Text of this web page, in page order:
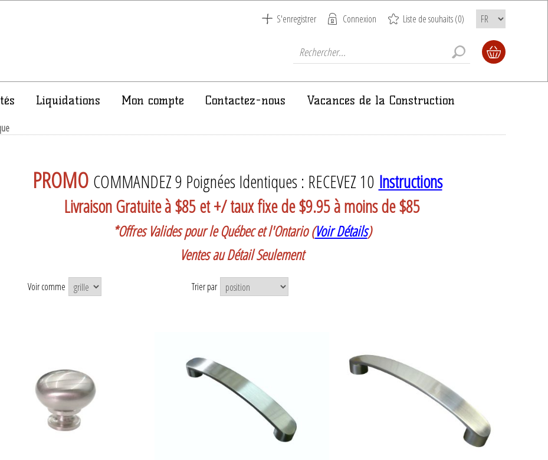
S'enregistrer Connexion Liste de souhaits(0)
Liquidations Mon compte Contactez-nous Vacances de la Construction
PROMOCOMMANDEZ 9 Poignées Identiques : RECEVEZ 10 Instructions
Livraison Gratuite à $85 et +/ taux fixe de $9.95 à moins de $85
*Offres Valides pour le Québec et l'Ontario (Voir Détails)
Ventes au Détail Seulement
Voir comme Trier par